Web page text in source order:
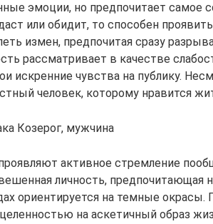
эмоции, но предпочитает самое
или обидит, то способен
измен, предпочитая сразу
рассматривает в качестве
искренние чувства на публику.
человек, которому нравится
Козерог, мужчина
активное стремление
личность, предпочитающая
ориентируется на темные
на аскетичный образ